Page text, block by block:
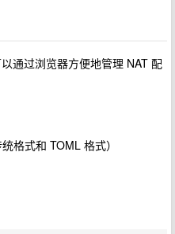
通过浏览器方便地管理 NAT 配
格式和 TOML 格式）